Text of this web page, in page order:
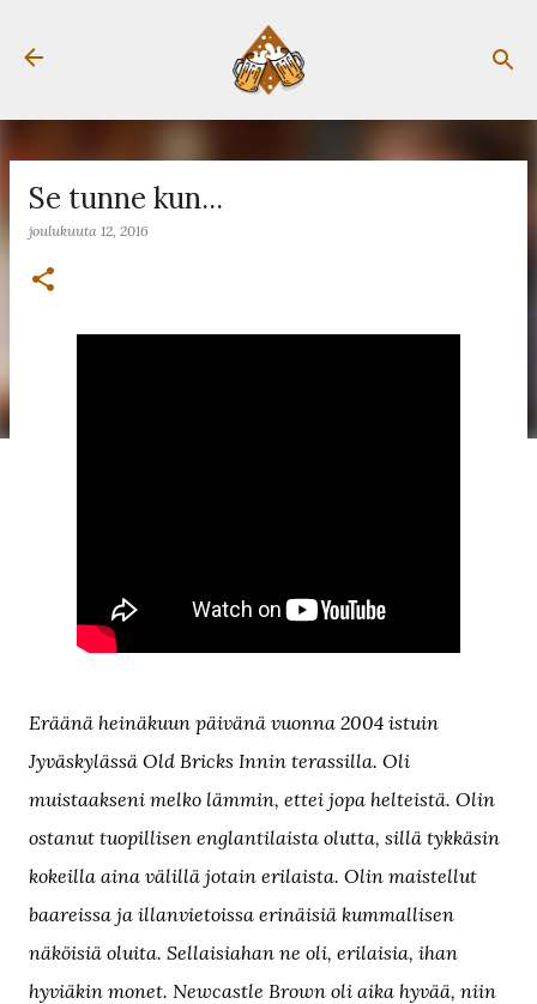
Siirry pääsisältöön
Se tunne kun...
joulukuuta 12, 2016
Eräänä heinäkuun päivänä vuonna 2004 istuin
Jyväskylässä Old Bricks Innin terassilla. Oli
muistaakseni melko lämmin, ettei jopa helteistä. Olin
ostanut tuopillisen englantilaista olutta, sillä tykkäsin
kokeilla aina välillä jotain erilaista. Olin maistellut
baareissa ja illanvietoissa erinäisiä kummallisen
näköisiä oluita. Sellaisiahan ne oli, erilaisia, ihan
hyviäkin monet. Newcastle Brown oli aika hyvää, niin